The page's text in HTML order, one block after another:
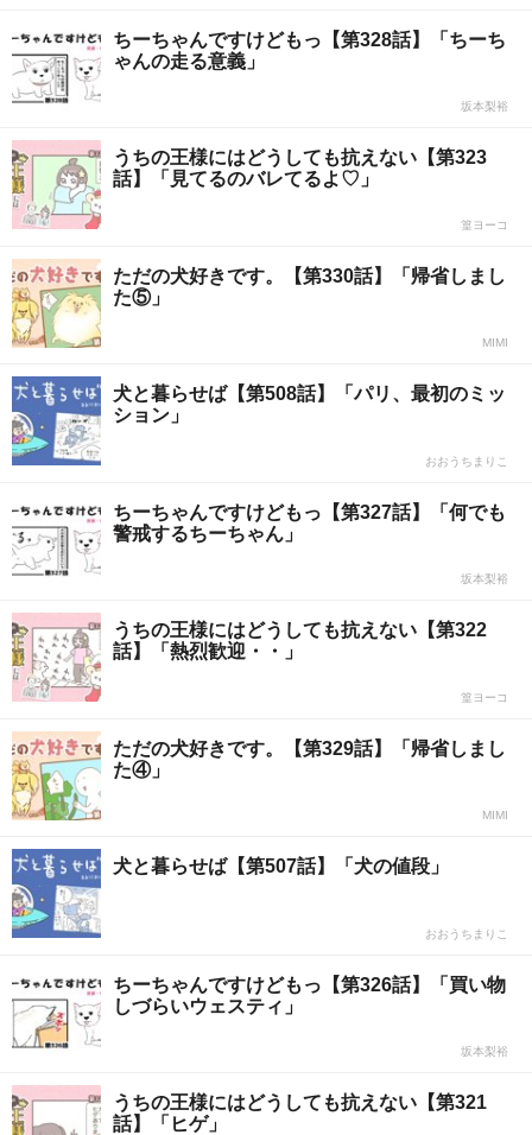
ちーちゃんですけどもっ【第328話】「ちーち
ゃんの走る意義」
坂本梨裕
うちの王様にはどうしても抗えない【第323
話】「見てるのバレてるよ♡」
篁ヨーコ
ただの犬好きです。【第330話】「帰省しまし
た⑤」
MIMI
犬と暮らせば【第508話】「パリ、最初のミッ
ション」
おおうちまりこ
ちーちゃんですけどもっ【第327話】「何でも
警戒するちーちゃん」
坂本梨裕
うちの王様にはどうしても抗えない【第322
話】「熱烈歓迎・・」
篁ヨーコ
ただの犬好きです。【第329話】「帰省しまし
た④」
MIMI
犬と暮らせば【第507話】「犬の値段」
おおうちまりこ
ちーちゃんですけどもっ【第326話】「買い物
しづらいウェスティ」
坂本梨裕
うちの王様にはどうしても抗えない【第321
話】「ヒゲ」